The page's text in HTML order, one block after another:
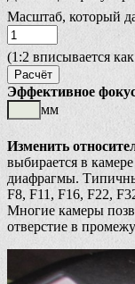
Масштаб, который
(1:2 вписывается
Эффективное
мм
Изменить
выбирается в
диафрагмы.
F8, F11, F16, F22,
Многие камеры
отверстие в